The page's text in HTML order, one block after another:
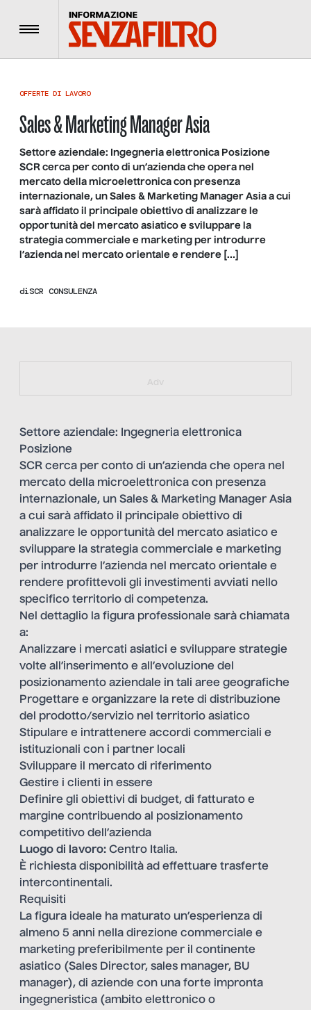
Menu
OFFERTE DI LAVORO
Sales & Marketing Manager Asia
Settore aziendale: Ingegneria elettronica Posizione
SCR cerca per conto di un’azienda che opera nel
mercato della microelettronica con presenza
internazionale, un Sales & Marketing Manager Asia a cui
sarà affidato il principale obiettivo di analizzare le
opportunità del mercato asiatico e sviluppare la
strategia commerciale e marketing per introdurre
l’azienda nel mercato orientale e rendere […]
diSCR CONSULENZA
https://bit.ly/muster_aggiornamento
Adv
Settore aziendale: Ingegneria elettronica
Posizione
SCR cerca per conto di un’azienda che opera nel
mercato della microelettronica con presenza
internazionale, un Sales & Marketing Manager Asia
a cui sarà affidato il principale obiettivo di
analizzare le opportunità del mercato asiatico e
sviluppare la strategia commerciale e marketing
per introdurre l’azienda nel mercato orientale e
rendere profittevoli gli investimenti avviati nello
specifico territorio di competenza.
Nel dettaglio la figura professionale sarà chiamata
a:
Analizzare i mercati asiatici e sviluppare strategie
volte all’inserimento e all’evoluzione del
posizionamento aziendale in tali aree geografiche
Progettare e organizzare la rete di distribuzione
del prodotto/servizio nel territorio asiatico
Stipulare e intrattenere accordi commerciali e
istituzionali con i partner locali
Sviluppare il mercato di riferimento
Gestire i clienti in essere
Definire gli obiettivi di budget, di fatturato e
margine contribuendo al posizionamento
competitivo dell’azienda
Luogo di lavoro: Centro Italia.
È richiesta disponibilità ad effettuare trasferte
intercontinentali.
Requisiti
La figura ideale ha maturato un’esperienza di
almeno 5 anni nella direzione commerciale e
marketing preferibilmente per il continente
asiatico (Sales Director, sales manager, BU
manager), di aziende con una forte impronta
ingegneristica (ambito elettronico o